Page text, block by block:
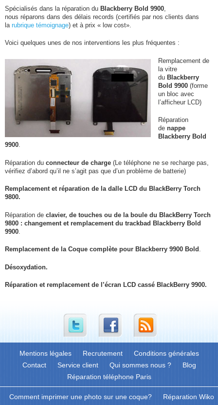
Spécialisés dans la réparation du Blackberry Bold 9900
nous réparons dans des délais records (certifiés par nos clients dans
la rubrique témoignage) et à prix « low cost».
Voici quelques unes de nos interventions les plus fréquentes :
Remplacement de
la vitre
du Blackberry
Bold 9900 (forme
un bloc avec
l’afficheur LCD)
Réparation
de nappe
Blackberry Bold
9900.
Réparation du connecteur de charge (Le téléphone ne se recharge pas,
vérifiez d’abord qu’il ne s’agit pas que d’un problème de batterie)
Remplacement et réparation de la dalle LCD du BlackBerry Torch
9800.
Réparation de clavier, de touches ou de la boule du BlackBerry Torch
9800 : changement et remplacement du trackbad Blackberry Bold
9900
Remplacementde la Coque complète pour Blackberry 9900 Bold .
Désoxydation.
Réparation et remplacement de l’écran LCD cassé BlackBerry 9900.
Mentions légales Recrutement
Conditions générales
Contact
Service client Qui sommes nous ?
Blog
Réparation téléphone Paris
Comment imprimer une photo sur une coque?
Réparation Wiko